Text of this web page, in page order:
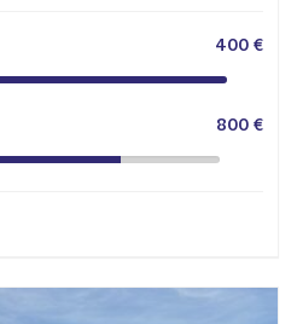
400 €
800 €